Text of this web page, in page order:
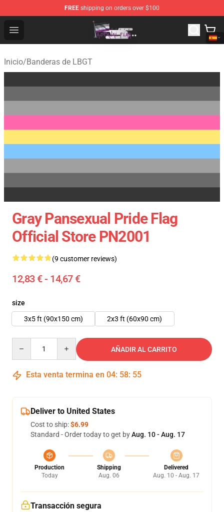
FREE shipping on orders over $100
Open menu
Asexual Flag Shop - The Best Store of Asexual Flag
Inicio/Banderas de LBGT
Gray Pansexual Pride Flag
Official Store PN2001
(9 customer reviews)
12,83 € - 14,67 €
size
3x5 ft (90x150 cm)
2x3 ft (60x90 cm)
AÑADIR AL CARRITO
Esta venta termina en 04: 58: 54
Deliver to United States
Cost to ship:$6.99
Standard - Order today to get byAug. 10 - Aug. 17
Production
Today
Shipping
Aug. 06
Delivered
Aug. 10 - Aug. 17
Transacción segura